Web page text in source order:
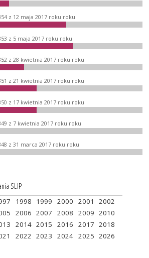
z 12 maja 2017 roku roku
z 5 maja 2017 roku roku
z 28 kwietnia 2017 roku roku
z 21 kwietnia 2017 roku roku
z 17 kwietnia 2017 roku roku
z 7 kwietnia 2017 roku roku
z 31 marca 2017 roku roku
SLIP
1998 1999 2000 2001
2002
2006 2007 2008 2009 2010
2014 2015 2016 2017 2018
2022 2023 2024 2025 2026